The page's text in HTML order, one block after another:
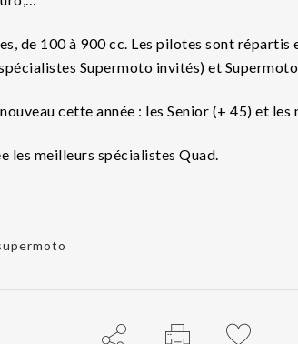
de 100 à 900 cc. Les pilotes sont
Supermoto invités) et
cette année : les Senior (+ 45) et
les meilleurs spécialistes Quad.